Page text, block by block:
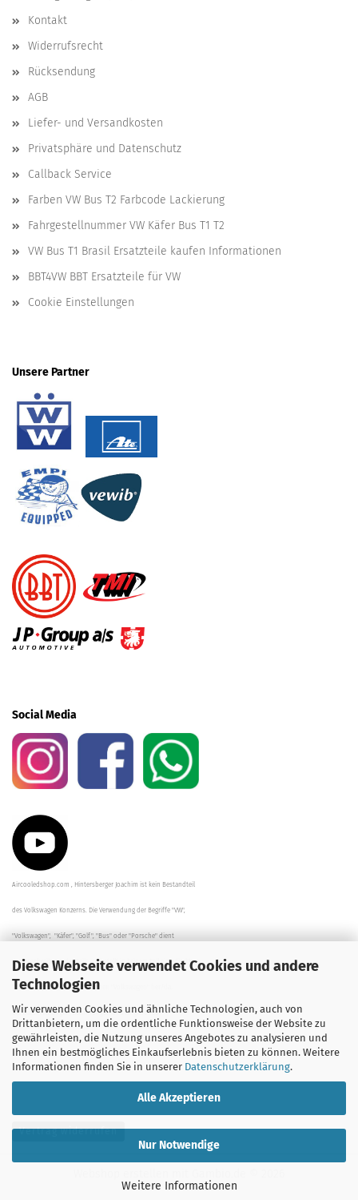
Diese Webseite verwendet Cookies und andere
Technologien
Wir verwenden Cookies und ähnliche Technologien, auch von
Drittanbietern, um die ordentliche Funktionsweise der Website zu
gewährleisten, die Nutzung unseres Angebotes zu analysieren und
Ihnen ein bestmögliches Einkaufserlebnis bieten zu können. Weitere
Informationen finden Sie in unserer Datenschutzerklärung.
Alle Akzeptieren
Nur Notwendige
Weitere Informationen
Kontakt
Widerrufsrecht
Rücksendung
AGB
Liefer- und Versandkosten
Privatsphäre und Datenschutz
Callback Service
Farben VW Bus T2 Farbcode Lackierung
Fahrgestellnummer VW Käfer Bus T1 T2
VW Bus T1 Brasil Ersatzteile kaufen Informationen
BBT4VW BBT Ersatzteile für VW
Cookie Einstellungen
Unsere Partner
Social Media
Aircooledshop.com , Hintersberger Joachim ist kein Bestandteil
des Volkswagen Konzerns. Die Verwendung der Begriffe "VW",
"Volkswagen", "Käfer", "Golf", "Bus" oder "Porsche" dient
der Beschreibung der Teile und stellt in keinem Fall eine direkte
Verbindung zu dem Unternehmen "Volkswagen" her/da.
Die Beschreibungen, Zeichnungen und Angaben zur
Verwendung sind sorgfältig überprüft worden.
Vertrag widerrufen